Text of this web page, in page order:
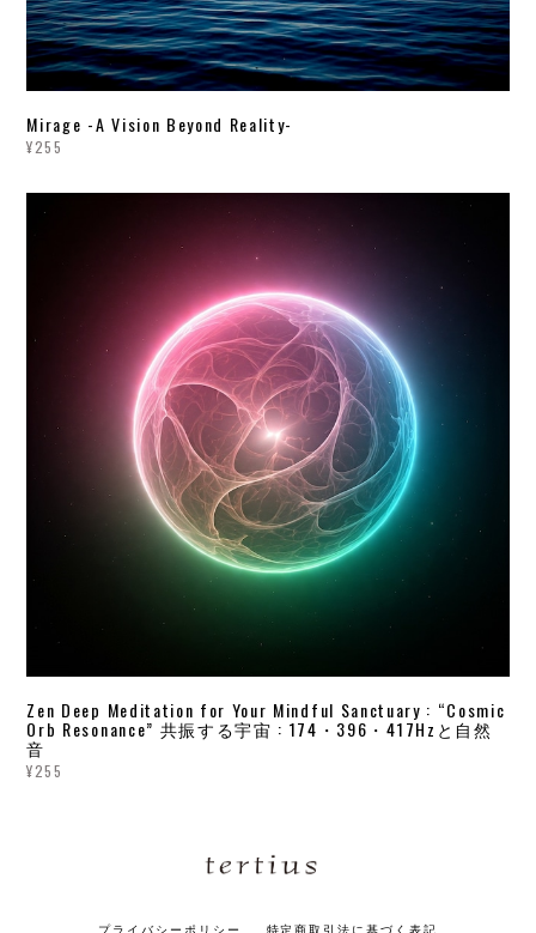
Mirage -A Vision Beyond Reality-
¥255
Zen Deep Meditation for Your Mindful Sanctuary : “Cosmic
Orb Resonance” 共振する宇宙 : 174・396・417Hzと自然
音
¥255
プライバシーポリシー 特定商取引法に基づく表記